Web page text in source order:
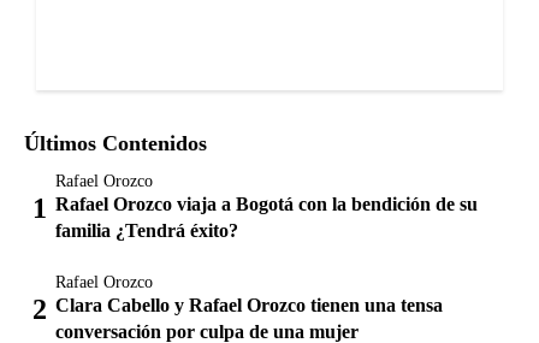
Últimos Contenidos
Rafael Orozco
Rafael Orozco viaja a Bogotá con la bendición de su
familia ¿Tendrá éxito?
Rafael Orozco
Clara Cabello y Rafael Orozco tienen una tensa
conversación por culpa de una mujer